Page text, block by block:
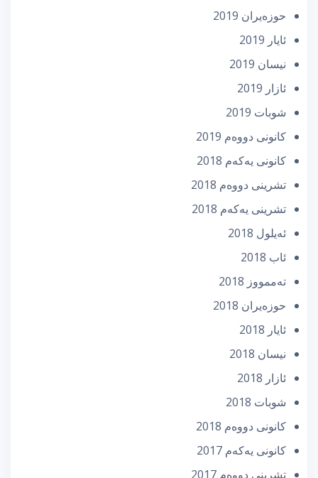
حوزه‌یران 2019
ئایار 2019
نیسان 2019
ئازار 2019
شوبات 2019
كانونی دووه‌م 2019
كانونی یه‌كه‌م 2018
تشرینی دووه‌م 2018
تشرینی یه‌كه‌م 2018
ئه‌یلول 2018
ئاب 2018
تەممووز 2018
حوزه‌یران 2018
ئایار 2018
نیسان 2018
ئازار 2018
شوبات 2018
كانونی دووه‌م 2018
كانونی یه‌كه‌م 2017
تشرینی دووه‌م 2017